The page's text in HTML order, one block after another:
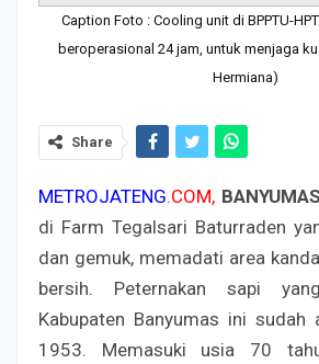
Caption Foto : Cooling unit di BPPTU-
beroperasional 24 jam, untuk menjaga
Hermiana)
Share
METROJATENG.COM, BANYUMAS
di Farm Tegalsari Baturraden
dan gemuk, memadati area
bersih. Peternakan sapi
Kabupaten Banyumas ini sudah
1953. Memasuki usia 70